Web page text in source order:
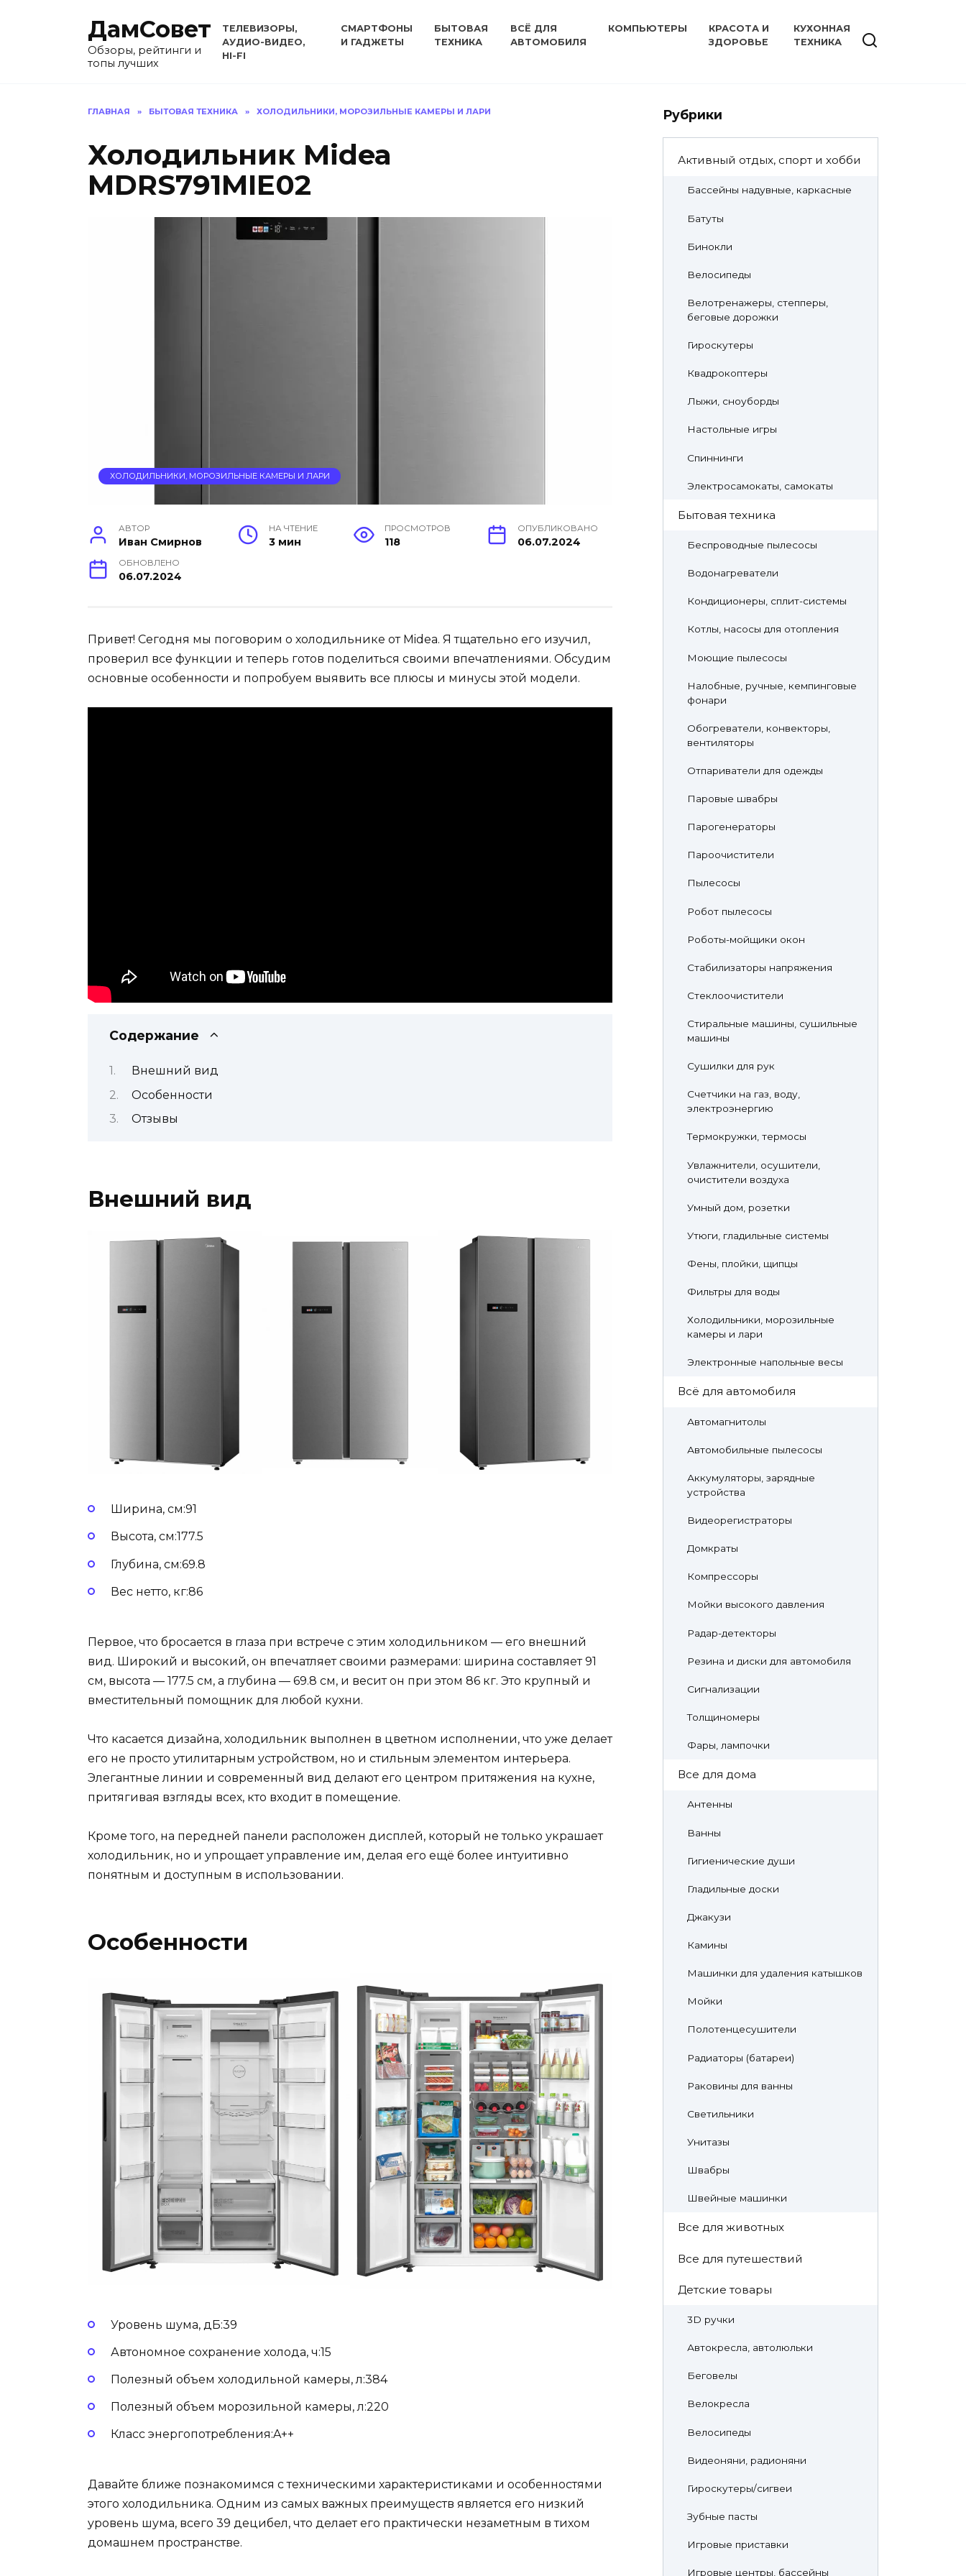
ДамСовет
Обзоры, рейтинги и
топы лучших
ТЕЛЕВИЗОРЫ,
АУДИО-ВИДЕО,
HI-FI
СМАРТФОНЫ
И ГАДЖЕТЫ
БЫТОВАЯ
ТЕХНИКА
ВСЁ ДЛЯ
АВТОМОБИЛЯ
КОМПЬЮТЕРЫ
КРАСОТА И
ЗДОРОВЬЕ
КУХОННАЯ
ТЕХНИКА
ГЛАВНАЯ » БЫТОВАЯ ТЕХНИКА » ХОЛОДИЛЬНИКИ, МОРОЗИЛЬНЫЕ КАМЕРЫ И ЛАРИ
Холодильник Midea
MDRS791MIE02
ХОЛОДИЛЬНИКИ, МОРОЗИЛЬНЫЕ КАМЕРЫ И ЛАРИ
АВТОР
Иван Смирнов
НА ЧТЕНИЕ
3 мин
ПРОСМОТРОВ
118
ОПУБЛИКОВАНО
06.07.2024
ОБНОВЛЕНО
06.07.2024
Привет! Сегодня мы поговорим о холодильнике от Midea. Я тщательно его изучил,
проверил все функции и теперь готов поделиться своими впечатлениями. Обсудим
основные особенности и попробуем выявить все плюсы и минусы этой модели.
Содержание
Внешний вид
Особенности
Отзывы
Внешний вид
Ширина, см:91
Высота, см:177.5
Глубина, см:69.8
Вес нетто, кг:86
Первое, что бросается в глаза при встрече с этим холодильником — его внешний
вид. Широкий и высокий, он впечатляет своими размерами: ширина составляет 91
см, высота — 177.5 см, а глубина — 69.8 см, и весит он при этом 86 кг. Это крупный и
вместительный помощник для любой кухни.
Что касается дизайна, холодильник выполнен в цветном исполнении, что уже делает
его не просто утилитарным устройством, но и стильным элементом интерьера.
Элегантные линии и современный вид делают его центром притяжения на кухне,
притягивая взгляды всех, кто входит в помещение.
Кроме того, на передней панели расположен дисплей, который не только украшает
холодильник, но и упрощает управление им, делая его ещё более интуитивно
понятным и доступным в использовании.
Особенности
Уровень шума, дБ:39
Автономное сохранение холода, ч:15
Полезный объем холодильной камеры, л:384
Полезный объем морозильной камеры, л:220
Класс энергопотребления:A++
Давайте ближе познакомимся с техническими характеристиками и особенностями
этого холодильника. Одним из самых важных преимуществ является его низкий
уровень шума, всего 39 децибел, что делает его практически незаметным в тихом
домашнем пространстве.
Рубрики
Активный отдых, спорт и хобби
Бассейны надувные, каркасные
Батуты
Бинокли
Велосипеды
Велотренажеры, степперы,
беговые дорожки
Гироскутеры
Квадрокоптеры
Лыжи, сноуборды
Настольные игры
Спиннинги
Электросамокаты, самокаты
Бытовая техника
Беспроводные пылесосы
Водонагреватели
Кондиционеры, сплит-системы
Котлы, насосы для отопления
Моющие пылесосы
Налобные, ручные, кемпинговые
фонари
Обогреватели, конвекторы,
вентиляторы
Отпариватели для одежды
Паровые швабры
Парогенераторы
Пароочистители
Пылесосы
Робот пылесосы
Роботы-мойщики окон
Стабилизаторы напряжения
Стеклоочистители
Стиральные машины, сушильные
машины
Сушилки для рук
Счетчики на газ, воду,
электроэнергию
Термокружки, термосы
Увлажнители, осушители,
очистители воздуха
Умный дом, розетки
Утюги, гладильные системы
Фены, плойки, щипцы
Фильтры для воды
Холодильники, морозильные
камеры и лари
Электронные напольные весы
Всё для автомобиля
Автомагнитолы
Автомобильные пылесосы
Аккумуляторы, зарядные
устройства
Видеорегистраторы
Домкраты
Компрессоры
Мойки высокого давления
Радар-детекторы
Резина и диски для автомобиля
Сигнализации
Толщиномеры
Фары, лампочки
Все для дома
Антенны
Ванны
Гигиенические души
Гладильные доски
Джакузи
Камины
Машинки для удаления катышков
Мойки
Полотенцесушители
Радиаторы (батареи)
Раковины для ванны
Светильники
Унитазы
Швабры
Швейные машинки
Все для животных
Все для путешествий
Детские товары
3D ручки
Автокресла, автолюльки
Беговелы
Велокресла
Велосипеды
Видеоняни, радионяни
Гироскутеры/сигвеи
Зубные пасты
Игровые приставки
Игровые центры, бассейны